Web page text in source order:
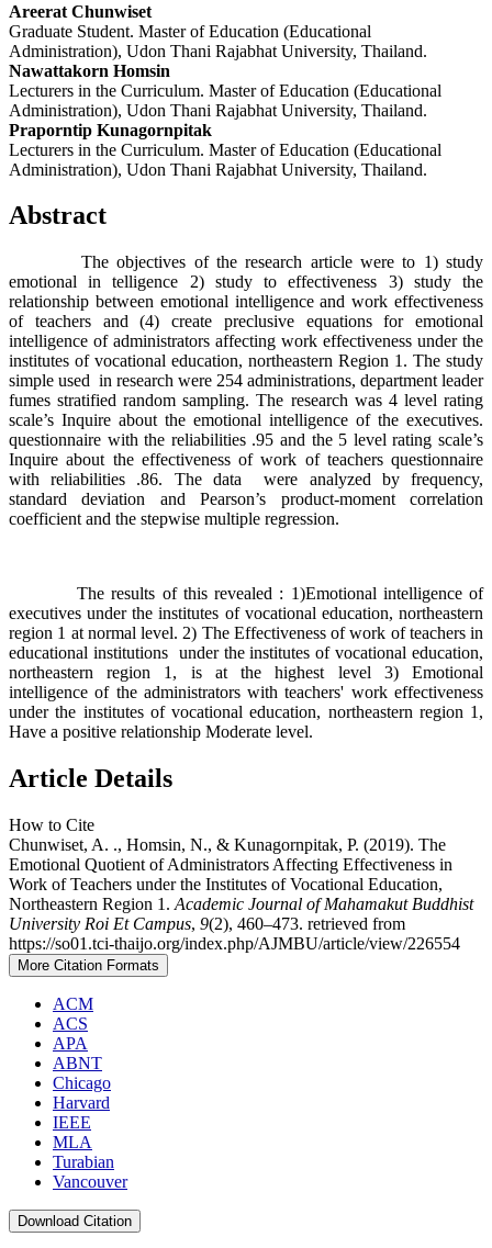
Areerat Chunwiset
Graduate Student. Master of Education (Educational
Administration), Udon Thani Rajabhat University, Thailand.
Nawattakorn Homsin
Lecturers in the Curriculum. Master of Education (Educational
Administration), Udon Thani Rajabhat University, Thailand.
Praporntip Kunagornpitak
Lecturers in the Curriculum. Master of Education (Educational
Administration), Udon Thani Rajabhat University, Thailand.
Abstract
The objectives of the research article were to 1) study
emotional in telligence 2) study to effectiveness 3) study the
relationship between emotional intelligence and work effectiveness
of teachers and (4) create preclusive equations for emotional
intelligence of administrators affecting work effectiveness under the
institutes of vocational education, northeastern Region 1. The study
simple used in research were 254 administrations, department leader
fumes stratified random sampling. The research was 4 level rating
scale’s Inquire about the emotional intelligence of the executives.
questionnaire with the reliabilities .95 and the 5 level rating scale’s
Inquire about the effectiveness of work of teachers questionnaire
with reliabilities .86. The data were analyzed by frequency,
standard deviation and Pearson’s product-moment correlation
coefficient and the stepwise multiple regression.
The results of this revealed : 1)Emotional intelligence of
executives under the institutes of vocational education, northeastern
region 1 at normal level. 2) The Effectiveness of work of teachers in
educational institutions under the institutes of vocational education,
northeastern region 1, is at the highest level 3) Emotional
intelligence of the administrators with teachers' work effectiveness
under the institutes of vocational education, northeastern region 1,
Have a positive relationship Moderate level.
Article Details
How to Cite
Chunwiset, A. ., Homsin, N., & Kunagornpitak, P. (2019). The
Emotional Quotient of Administrators Affecting Effectiveness in
Work of Teachers under the Institutes of Vocational Education,
Northeastern Region 1. Academic Journal of Mahamakut Buddhist
University Roi Et Campus, 9(2), 460–473. retrieved from
https://so01.tci-thaijo.org/index.php/AJMBU/article/view/226554
More Citation Formats
ACM
ACS
APA
ABNT
Chicago
Harvard
IEEE
MLA
Turabian
Vancouver
Download Citation